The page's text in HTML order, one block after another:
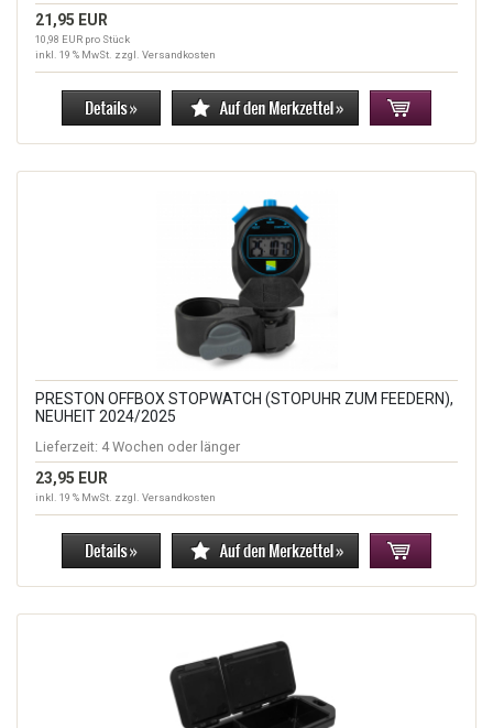
21,95 EUR
10,98 EUR pro Stück
inkl. 19 % MwSt. zzgl. Versandkosten
PRESTON OFFBOX STOPWATCH (STOPUHR ZUM FEEDERN),
NEUHEIT 2024/2025
Lieferzeit: 4 Wochen oder länger
23,95 EUR
inkl. 19 % MwSt. zzgl. Versandkosten